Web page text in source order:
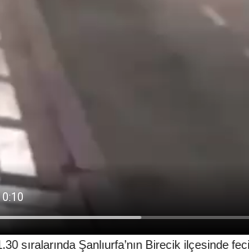
sıralarında Şanlıurfa’nın Birecik ilçesinde